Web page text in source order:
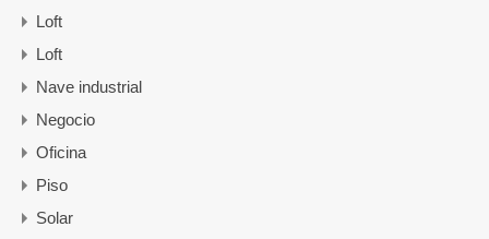
Loft
Loft
Nave industrial
Negocio
Oficina
Piso
Solar